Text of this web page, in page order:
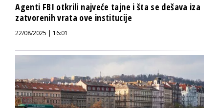
Agenti FBI otkrili najveće tajne i šta se dešava iza
zatvorenih vrata ove institucije
22/08/2025 | 16:01